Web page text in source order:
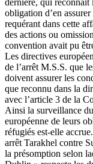
dernière, qui
obligation d’en
requérant dans cette
des actions ou
convention avait pu
Les directives
de l’arrêt M.S.S. que
doivent assurer les
que reconnu dans la
avec l’article 3 de la
Ainsi la surveillance
européenne de leurs
réfugiés est-elle
arrêt Tarakhel contre
la présomption selon